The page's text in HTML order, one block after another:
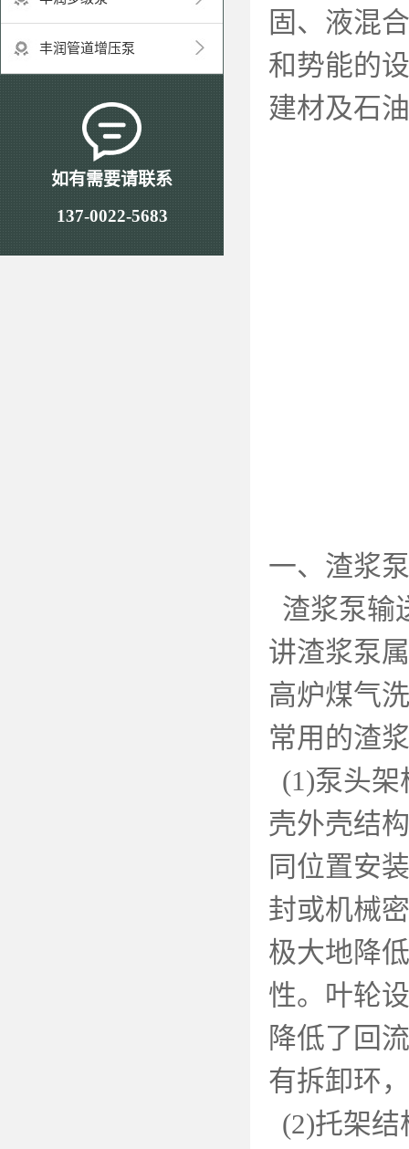
丰润管道增压泵
如有需要请联系
137-0022-5683
固、液混
和势能的
建材及石
一、渣浆
渣浆泵输
讲渣浆泵
高炉煤气
常用的渣
(1)泵头架
壳外壳结
同位置安
封或机械
极大地降
性。叶轮
降低了回
有拆卸环
(2)托架结